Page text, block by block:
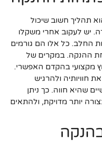
תהליך חשוב שיכול
יש לעקוב אחרי משקלו
החלב. כל אלו הם גורמים
ההנקה. במקרים של
מקצועי בהקדם האפשרי.
חוויותיה ולהרגיש
שהיא חווה. כך ניתן
יותר מדויקת, ולהתאים